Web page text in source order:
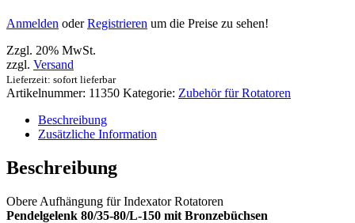
Anmelden oderRegistrieren um die Preise zu sehen!
Zzgl. 20% MwSt.
zzgl. Versand
Lieferzeit: sofort lieferbar
Artikelnummer: 11350 Kategorie: Zubehör für Rotatoren
Beschreibung
Zusätzliche Information
Beschreibung
Obere Aufhängung für Indexator Rotatoren
Pendelgelenk 80/35-80/L-150 mit Bronzebüchsen